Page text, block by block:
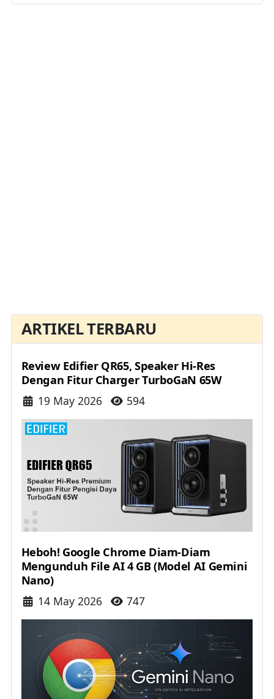
ARTIKEL TERBARU
Review Edifier QR65, Speaker Hi-Res
Dengan Fitur Charger TurboGaN 65W
Details
19 May 2026 594
Heboh! Google Chrome Diam-Diam
Mengunduh File AI 4 GB (Model AI Gemini
Nano)
Details
14 May 2026 747